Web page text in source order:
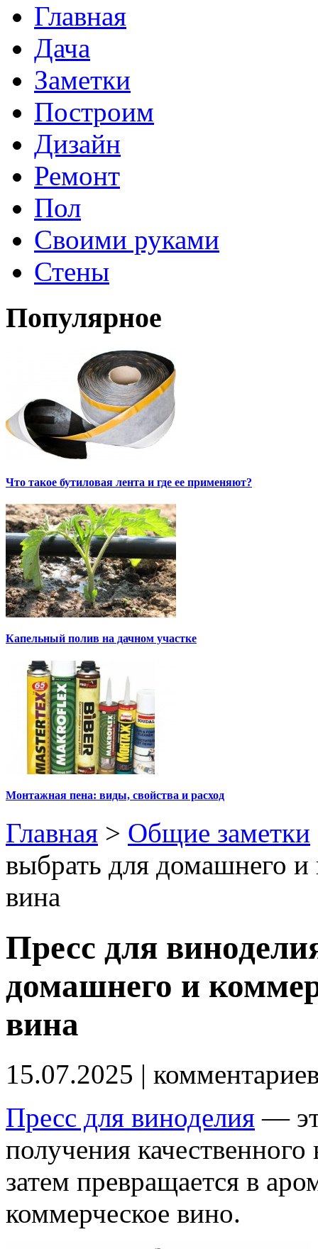
Главная
Дача
Заметки
Построим
Дизайн
Ремонт
Пол
Своими руками
Стены
Популярное
Что такое бутиловая лента и где ее применяют?
Капельный полив на дачном участке
Монтажная пена: виды, свойства и расход
Главная > Общие заметки
выбрать для домашнего и
вина
Пресс для
домашнего и
вина
15.07.2025 |
Пресс для виноделия —
получения
затем превращается в
коммерческое вино.